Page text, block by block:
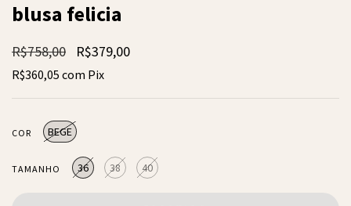
blusa felicia
R$758,00 R$379,00
R$360,05 com Pix
COR BEGE
TAMANHO 36 38 40